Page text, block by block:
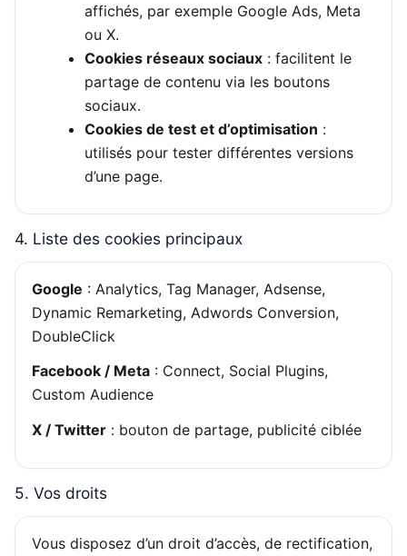
affichés, par exemple Google Ads, Meta
ou X.
Cookies réseaux sociaux: facilitent le
partage de contenu via les boutons
sociaux.
Cookies de test et d’optimisation :
utilisés pour tester différentes versions
d’une page.
4. Liste des cookies principaux
Google : Analytics, Tag Manager, Adsense,
Dynamic Remarketing, Adwords Conversion,
DoubleClick
Facebook / Meta : Connect, Social Plugins,
Custom Audience
X / Twitter : bouton de partage, publicité ciblée
5. Vos droits
Vous disposez d’un droit d’accès, de rectification,